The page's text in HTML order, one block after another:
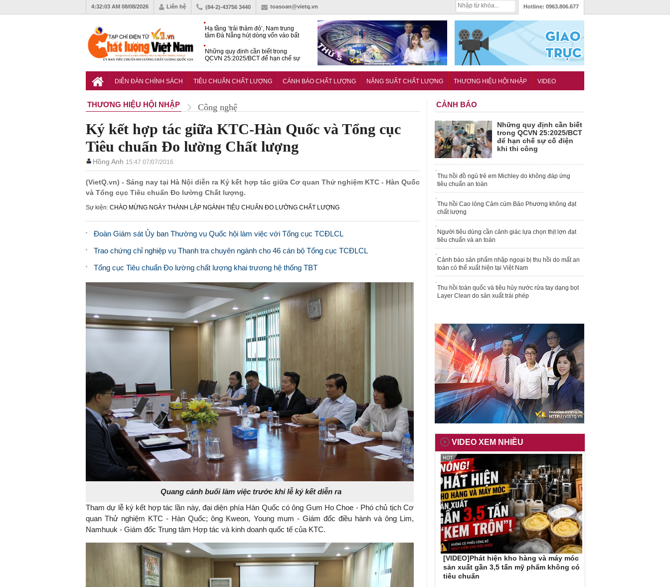
4:32:05 AM 08/08/2026 Liên hệ (84-2)-43756 3440 toasoan@vietq.vn Hotline: 0963.806.677
Hạ tầng ‘trải thảm đỏ’, Nam trung
tâm Đà Nẵng hút dòng vốn vào bất
Những quy định cần biết trong
QCVN 25:2025/BCT để hạn chế sự
Học giả, chuyên gia cùng tìm lời
DIỄN ĐÀN CHÍNH SÁCH TIÊU CHUẨN CHẤT LƯỢNG CẢNH BÁO CHẤT LƯỢNG NĂNG SUẤT CHẤT LƯỢNG THƯƠNG HIỆU HỘI NHẬP VIDEO
THƯƠNG HIỆU HỘI NHẬP Công nghệ
Ký kết hợp tác giữa KTC-Hàn Quốc và Tổng cục
Tiêu chuẩn Đo lường Chất lượng
Hồng Anh 15:47 07/07/2016
(VietQ.vn) - Sáng nay tại Hà Nội diễn ra Ký kết hợp tác giữa Cơ quan Thử nghiệm KTC - Hàn Quốc
và Tổng cục Tiêu chuẩn Đo lường Chất lượng.
Sự kiện: CHÀO MỪNG NGÀY THÀNH LẬP NGÀNH TIÊU CHUẨN ĐO LƯỜNG CHẤT LƯỢNG
Đoàn Giám sát Ủy ban Thường vụ Quốc hội làm việc với Tổng cục TCĐLCL
Trao chứng chỉ nghiệp vụ Thanh tra chuyên ngành cho 46 cán bộ Tổng cục TCĐLCL
Tổng cục Tiêu chuẩn Đo lường chất lượng khai trương hệ thống TBT
Quang cảnh buổi làm việc trước khi lễ ký kết diễn ra
Tham dự lễ ký kết hợp tác lần này, đại diện phía Hàn Quốc có ông Gum Ho Choe - Phó chủ tịch Cơ
quan Thử nghiệm KTC - Hàn Quốc; ông Kweon, Young mum - Giám đốc điều hành và ông Lim,
Namhuuk - Giám đốc Trung tâm Hợp tác và kinh doanh quốc tế của KTC.
CẢNH BÁO
Những quy định cần biết
trong QCVN 25:2025/BCT
để hạn chế sự cố điện
khi thi công
Thu hồi đồ ngủ trẻ em Michley do không đáp ứng
tiêu chuẩn an toàn
Thu hồi Cao lỏng Cảm cúm Bảo Phương không đạt
chất lượng
Người tiêu dùng cần cảnh giác lựa chọn thịt lợn đạt
tiêu chuẩn và an toàn
Cảnh báo sản phẩm nhập ngoại bị thu hồi do mất an
toàn có thể xuất hiện tại Việt Nam
Thu hồi toàn quốc và tiêu hủy nước rửa tay dạng bọt
Layer Clean do sản xuất trái phép
VIDEO XEM NHIỀU
[VIDEO]Phát hiện kho hàng và máy móc
sản xuất gần 3,5 tấn mỹ phẩm không có
tiêu chuẩn